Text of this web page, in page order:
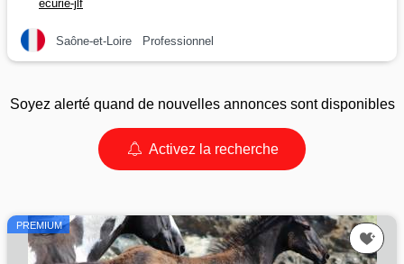
ecurie-jlf
Saône-et-Loire Professionnel
Soyez alerté quand de nouvelles annonces sont disponibles
Activez la recherche
PREMIUM